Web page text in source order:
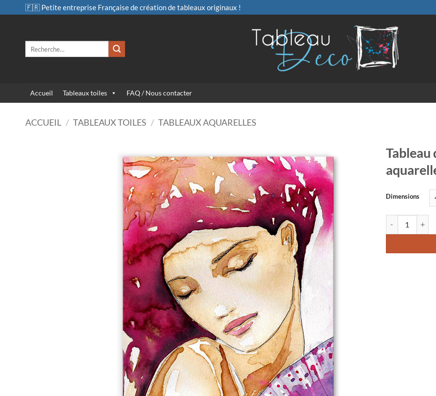
au
🇫🇷 Petite entreprise Française de création de tableaux originaux !
Accueil Tableaux toiles FAQ / Nous contacter
ACCUEIL / TABLEAUX TOILES / TABLEAUX AQUARELLES
Dimensions